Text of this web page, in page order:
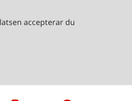
accepterar du